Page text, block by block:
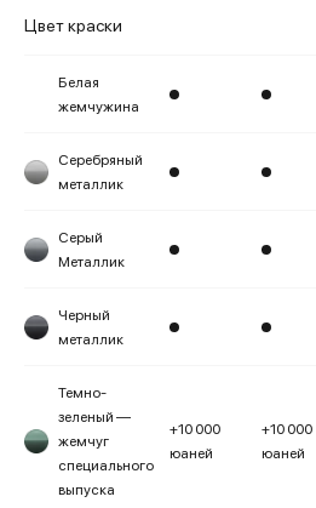
Цвет краски
Белая
жемчужина
Серебряный
металлик
Серый
Металлик
Черный
металлик
Темно-
зеленый —
жемчуг
специального
выпуска
+10 000
юаней
+10 000
юаней